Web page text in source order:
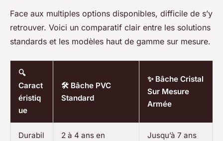
Face aux multiples options disponibles, difficile de s’y
retrouver. Voici un comparatif clair entre les solutions
standards et les modèles haut de gamme sur mesure.
🔍
Caract
éristiq
ue
🛠️ Bâche PVC
Standard
✨ Bâche Cristal
Sur Mesure
Armée
Durabil
2 à 4 ans en
Jusqu’à 7 ans